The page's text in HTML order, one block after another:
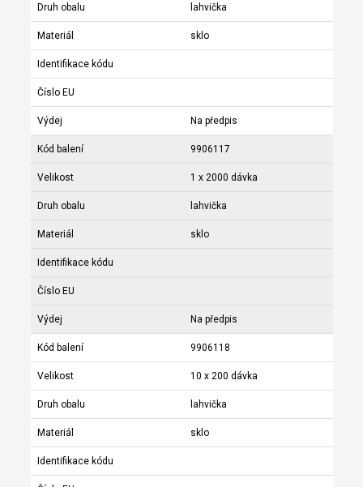
Druh obalu lahvička
Materiál sklo
Identifikace kódu
Číslo EU
Výdej Na předpis
Kód balení 9906117
Velikost 1 x 2000 dávka
Druh obalu lahvička
Materiál sklo
Identifikace kódu
Číslo EU
Výdej Na předpis
Kód balení 9906118
Velikost 10 x 200 dávka
Druh obalu lahvička
Materiál sklo
Identifikace kódu